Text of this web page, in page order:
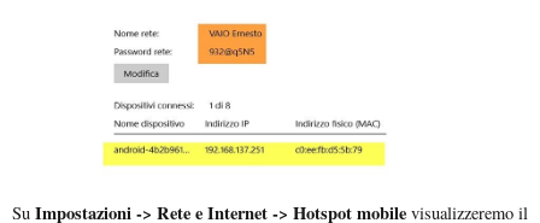
Su Impostazioni -> Rete e Internet -> Hotspot mobile visualizzeremo il